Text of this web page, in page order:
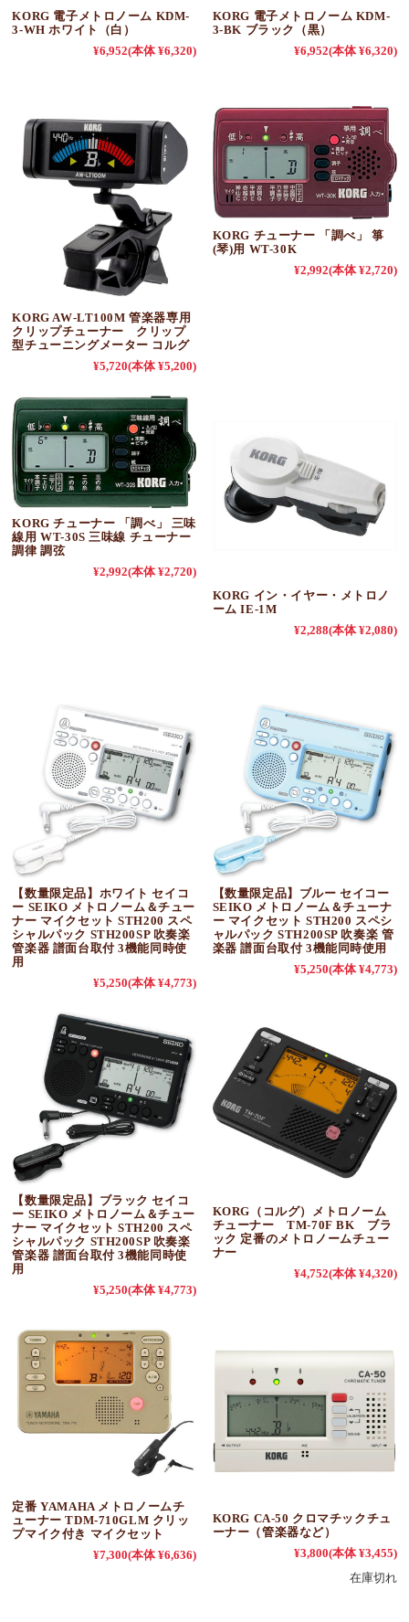
KORG 電子メトロノーム KDM-
3-WH ホワイト（白）
¥6,952(本体 ¥6,320)
KORG 電子メトロノーム KDM-
3-BK ブラック（黒）
¥6,952(本体 ¥6,320)
KORG AW-LT100M 管楽器専用
クリップチューナー クリップ
型チューニングメーター コルグ
¥5,720(本体 ¥5,200)
KORG チューナー 「調べ」 箏
(琴)用 WT-30K
¥2,992(本体 ¥2,720)
KORG チューナー 「調べ」 三味
線用 WT-30S 三味線 チューナー
調律 調弦
¥2,992(本体 ¥2,720)
KORG イン・イヤー・メトロノ
ーム IE-1M
¥2,288(本体 ¥2,080)
【数量限定品】ホワイト セイコ
ー SEIKO メトロノーム＆チュー
ナー マイクセット STH200 スペ
シャルパック STH200SP 吹奏楽
管楽器 譜面台取付 3機能同時使
用
¥5,250(本体 ¥4,773)
【数量限定品】ブルー セイコー
SEIKO メトロノーム＆チューナ
ー マイクセット STH200 スペシ
ャルパック STH200SP 吹奏楽 管
楽器 譜面台取付 3機能同時使用
¥5,250(本体 ¥4,773)
【数量限定品】ブラック セイコ
ー SEIKO メトロノーム＆チュー
ナー マイクセット STH200 スペ
シャルパック STH200SP 吹奏楽
管楽器 譜面台取付 3機能同時使
用
¥5,250(本体 ¥4,773)
KORG（コルグ）メトロノーム
チューナー TM-70F BK ブラ
ック 定番のメトロノームチュー
ナー
¥4,752(本体 ¥4,320)
定番 YAMAHA メトロノームチ
ューナー TDM-710GLM クリッ
プマイク付き マイクセット
¥7,300(本体 ¥6,636)
KORG CA-50 クロマチックチュ
ーナー（管楽器など）
¥3,800(本体 ¥3,455)
在庫切れ